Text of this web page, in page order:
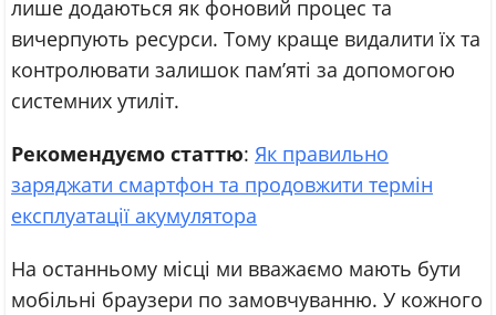
лише додаються як фоновий процес та
вичерпують ресурси. Тому краще видалити їх та
контролювати залишок пам’яті за допомогою
системних утиліт.
Рекомендуємо статтю: Як правильно
заряджати смартфон та продовжити термін
експлуатації акумулятора
На останньому місці ми вважаємо мають бути
мобільні браузери по замовчуванню. У кожного